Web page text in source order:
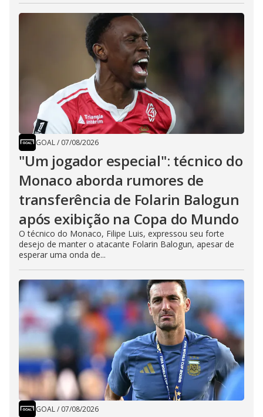
GOAL/ 07/08/2026
"Um jogador especial": técnico do
Monaco aborda rumores de
transferência de Folarin Balogun
após exibição na Copa do Mundo
O técnico do Monaco, Filipe Luis, expressou seu forte
desejo de manter o atacante Folarin Balogun, apesar de
esperar uma onda de...
GOAL/ 07/08/2026